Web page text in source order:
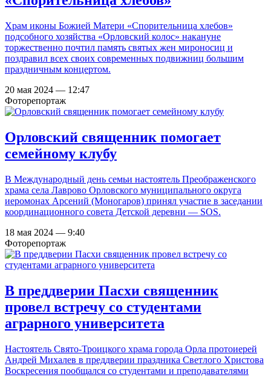
Храм иконы Божией Матери «Спорительница хлебов»
подсобного хозяйства «Орловский колос» накануне
торжественно почтил память святых жен мироносиц и
поздравил всех своих современных подвижниц большим
праздничным концертом.
20 мая 2024 — 12:47
Фоторепортаж
Орловский священник помогает
семейному клубу
В Международный день семьи настоятель Преображенского
храма села Лаврово Орловского муниципального округа
иеромонах Арсений (Моногаров) принял участие в заседании
координационного совета Детской деревни — SOS.
18 мая 2024 — 9:40
Фоторепортаж
В преддверии Пасхи священник
провел встречу со студентами
аграрного университета
Настоятель Свято-Троицкого храма города Орла протоиерей
Андрей Михалев в преддверии праздника Светлого Христова
Воскресения пообщался со студентами и преподавателями